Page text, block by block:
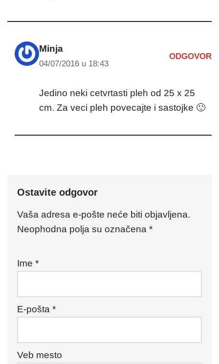
Minja
04/07/2016 u 18:43
ODGOVOR
Jedino neki cetvrtasti pleh od 25 x 25
cm. Za veci pleh povecajte i sastojke 🙂
Ostavite odgovor
Vaša adresa e-pošte neće biti objavljena.
Neophodna polja su označena *
Ime *
E-pošta *
Veb mesto